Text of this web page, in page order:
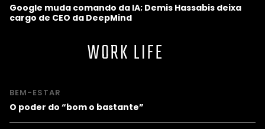
Google muda comando da IA; Demis Hassabis deixa
cargo de CEO da DeepMind
WORK LIFE
BEM-ESTAR
O poder do “bom o bastante”